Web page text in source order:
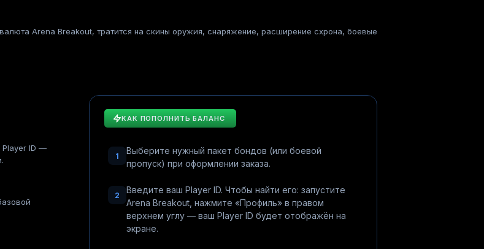
Arena Breakout, тратится на скины оружия, снаряжение, расширение схрона, боевые
Player ID —
КАК ПОПОЛНИТЬ БАЛАНС
1
Выберите нужный пакет бондов (или боевой
пропуск) при оформлении заказа.
2
Введите ваш Player ID. Чтобы найти его: запустите
Arena Breakout, нажмите «Профиль» в правом
верхнем углу — ваш Player ID будет отображён на
экране.